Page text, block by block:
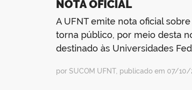
NOTA OFICIAL
A UFNT emite nota oficial
torna público, por meio desta
destinado às Universidades
por SUCOM UFNT, publicado em 07/